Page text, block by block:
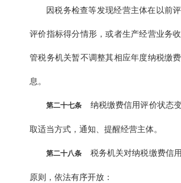
因税务检查等发现经营主体在以前
评价指标得分情形，或者生产经营业务
管税务机关暂不调整其相应年度纳税缴
息。
第二十七条 纳税缴费信用评价状态
取适当方式，通知、提醒经营主体。
第二十八条 税务机关对纳税缴费信
原则，依法有序开放：